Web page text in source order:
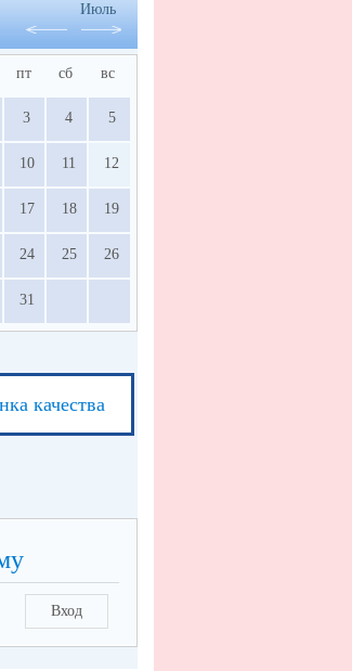
Июль
пт сб вс
3 4 5
10 11 12
17 18 19
24 25 26
31
качества
Вход